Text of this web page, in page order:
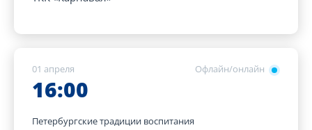
Офлайн/онлайн
01 апреля
16:00
Петербургские традиции воспитания